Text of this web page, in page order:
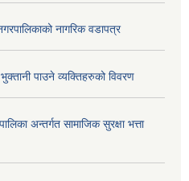
नागरिक वडापत्र
पाउने व्यक्तिहरुको विवरण
अन्तर्गत सामाजिक सुरक्षा भत्ता